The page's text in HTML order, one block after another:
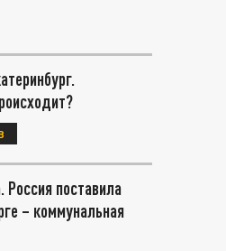
Россия поставила
– коммунальная